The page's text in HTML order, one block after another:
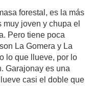
forestal, es la más
joven y chupa el
Pero tiene poca
La Gomera y La
lo que llueve, por lo
Garajonay es una
casi el doble que